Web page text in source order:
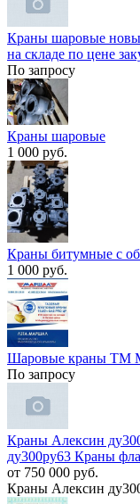
Краны шаровые
на складе по цене​
По запросу
Краны шаровые
1 000 руб.
Краны битумные с
1 000 руб.
Шаровые краны ТМ
По запросу
Краны Алексин
ду300ру63 Краны
от 750 000 руб.
Краны Алексин